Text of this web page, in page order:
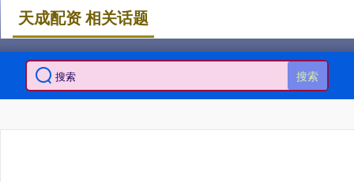
搜索
天成配资 相关话题